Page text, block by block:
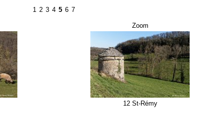
1 2 3 4 5 6 7
Zoom
12 St-Rémy